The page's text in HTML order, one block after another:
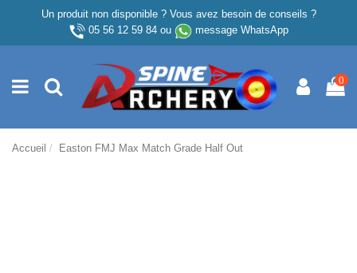
Un produit non disponible ? Vous avez besoin de conseils ?
05 56 12 59 84ou message WhatsApp
0
Accueil Easton FMJ Max Match Grade Half Out